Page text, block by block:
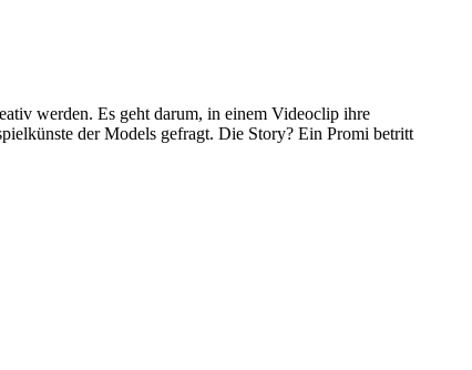
werden. Es geht darum, in einem Videoclip ihre
der Models gefragt. Die Story? Ein Promi betritt